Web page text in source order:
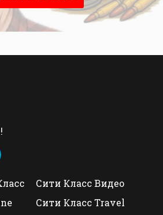
Сити Класс Видео
Сити Класс Travel